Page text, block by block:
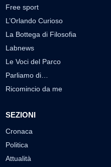
Free sport
L’Orlando Curioso
La Bottega di Filosofia
Labnews
Le Voci del Parco
Parliamo di…
Ricomincio da me
SEZIONI
Cronaca
Politica
Attualità